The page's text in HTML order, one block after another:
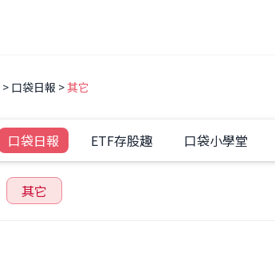
口袋日報 其它
口袋日報 ETF存股趣 口袋小學堂
其它